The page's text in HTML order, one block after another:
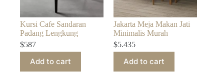
Kursi Cafe Sandaran
Padang Lengkung
$587
Add to cart
Jakarta Meja Makan Jati
Minimalis Murah
$5.435
Add to cart